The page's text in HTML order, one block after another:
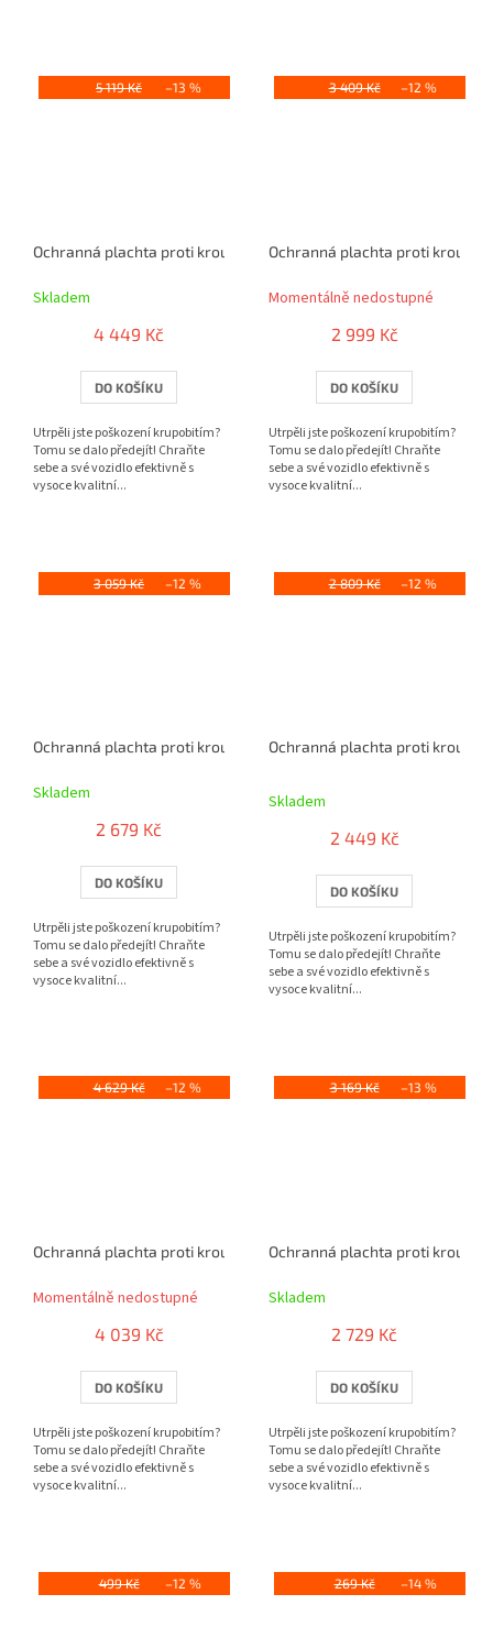
5 119 Kč –13 %
Ochranná plachta proti kroupám Perma Protect SUV XL
Skladem
4 449 Kč
DO KOŠÍKU
Utrpěli jste poškození krupobitím?
Tomu se dalo předejít! Chraňte
sebe a své vozidlo efektivně s
vysoce kvalitní...
3 409 Kč –12 %
Ochranná plachta proti
Momentálně nedostupné
2 999 Kč
DO KOŠÍKU
Utrpěli jste poškození krupobitím?
Tomu se dalo předejít! Chraňte
sebe a své vozidlo efektivně s
vysoce kvalitní...
3 059 Kč –12 %
Ochranná plachta proti kroupám Perma Protect L
Skladem
2 679 Kč
DO KOŠÍKU
Utrpěli jste poškození krupobitím?
Tomu se dalo předejít! Chraňte
sebe a své vozidlo efektivně s
vysoce kvalitní...
2 809 Kč –12 %
Ochranná plachta proti
je
z
5
Skladem
2 449 Kč
DO KOŠÍKU
Utrpěli jste poškození krupobitím?
Tomu se dalo předejít! Chraňte
sebe a své vozidlo efektivně s
vysoce kvalitní...
4 629 Kč –12 %
Ochranná plachta proti kroupám Perma Protect SUV M
Momentálně nedostupné
4 039 Kč
DO KOŠÍKU
Utrpěli jste poškození krupobitím?
Tomu se dalo předejít! Chraňte
sebe a své vozidlo efektivně s
vysoce kvalitní...
3 169 Kč –13 %
Ochranná plachta proti
Skladem
2 729 Kč
DO KOŠÍKU
Utrpěli jste poškození krupobitím?
Tomu se dalo předejít! Chraňte
sebe a své vozidlo efektivně s
vysoce kvalitní...
499 Kč –12 % 269 Kč –14 %